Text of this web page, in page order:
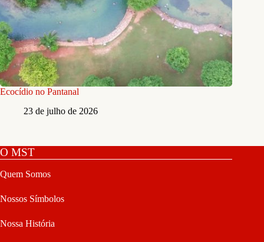
Ecocídio no Pantanal
23 de julho de 2026
O MST
Quem Somos
Nossos Símbolos
Nossa História